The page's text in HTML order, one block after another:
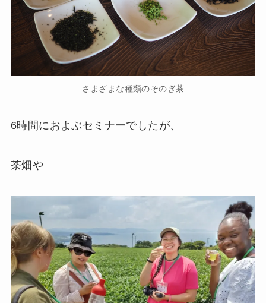
さまざまな種類のそのぎ茶
6時間におよぶセミナーでしたが、
茶畑や